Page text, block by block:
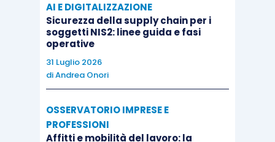
AI E DIGITALIZZAZIONE
Sicurezza della supply chain per i
soggetti NIS2: linee guida e fasi
operative
31 Luglio 2026
diAndrea Onori
OSSERVATORIO IMPRESE E
PROFESSIONI
Affitti e mobilità del lavoro: la